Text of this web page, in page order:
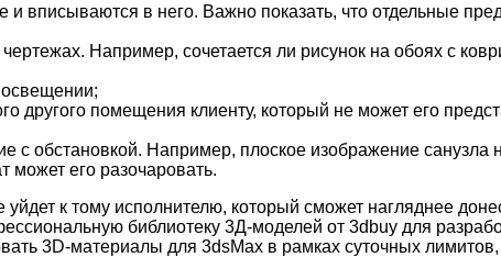
и вписываются в него. Важно показать, что отдельные
Например, сочетается ли рисунок на обоях с
освещении;
помещения клиенту, который не может его
обстановкой. Например, плоское изображение санузла
может его разочаровать.
к тому исполнителю, который сможет нагляднее
библиотеку 3Д-моделей от 3dbuy для
3D-материалы для 3dsMax в рамках суточных